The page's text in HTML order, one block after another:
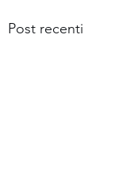
Post recenti